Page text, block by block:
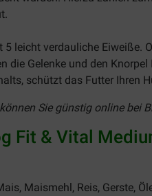
leicht verdauliche Eiweiße.
die Gelenke und den
schützt das Futter Ihren
Sie günstig online bei
Fit & Vital
Maismehl, Reis, Gerste,